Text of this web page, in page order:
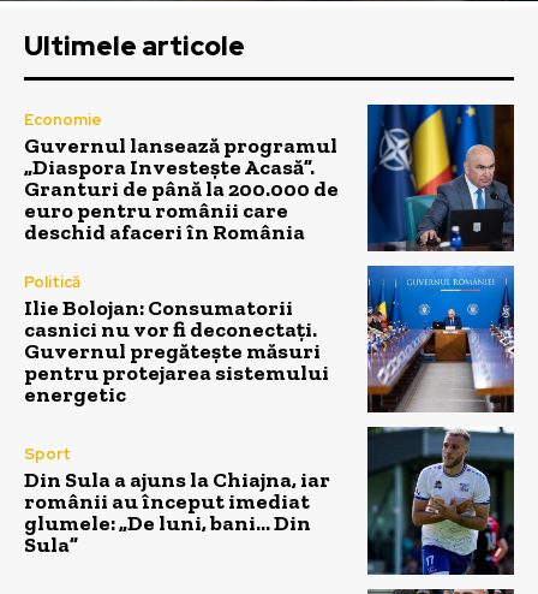
Ultimele articole
Economie
Guvernul lansează programul
„Diaspora Investește Acasă”.
Granturi de până la 200.000 de
euro pentru românii care
deschid afaceri în România
Politică
Ilie Bolojan: Consumatorii
casnici nu vor fi deconectați.
Guvernul pregătește măsuri
pentru protejarea sistemului
energetic
Sport
Din Sula a ajuns la Chiajna, iar
românii au început imediat
glumele: „De luni, bani… Din
Sula”